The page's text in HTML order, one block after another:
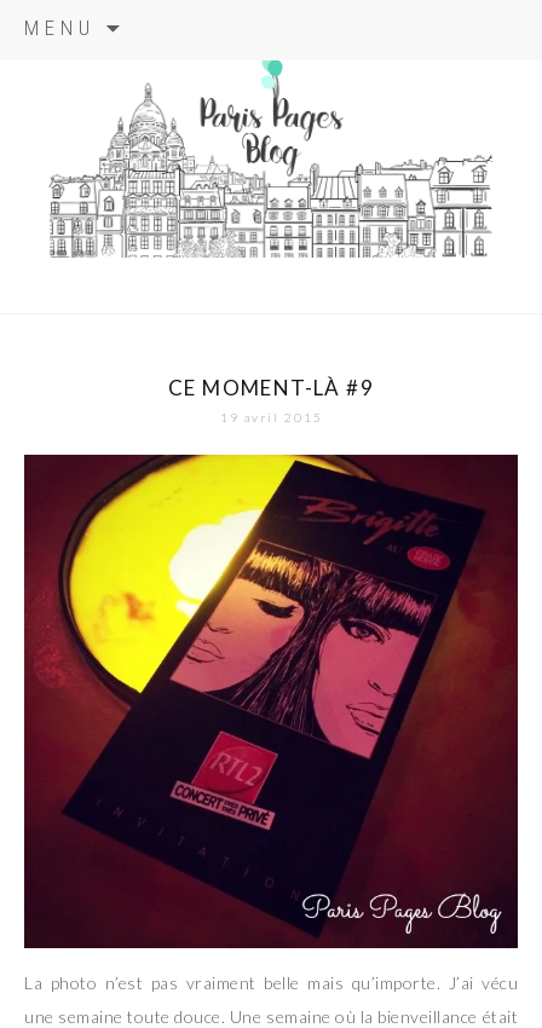
MENU
principal
paris pages
blog
CE MOMENT-LÀ #9
19 avril 2015
La photo n’est pas vraiment belle mais qu’importe. J’ai vécu
une semaine toute douce. Une semaine où la bienveillance était